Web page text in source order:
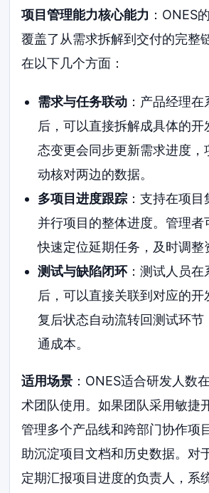
项目管理能力核心能力 ：ONES
覆盖了从需求拆解到交付的完整
在以下几个方面：
需求与任务联动：产品经理在
后，可以直接拆解成具体的开
态变更会同步更新需求进度，
动核对两边的数据。
多项目进度跟踪：支持在项目
并行项目的整体进度。管理者
快速定位延期任务，及时调整
测试与缺陷闭环：测试人员在
后，可以直接关联到对应的开
复后状态自动流转回测试环节
通成本。
适用场景 ：ONES适合研发人数
术团队使用。如果团队采用敏捷
管理多个产品线和跨部门协作项
助沉淀项目文档和历史数据。对
定期汇报项目进度的负责人，系